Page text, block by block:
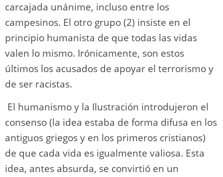
carcajada unánime, incluso entre los
campesinos. El otro grupo (2) insiste en el
principio humanista de que todas las vidas
valen lo mismo. Irónicamente, son estos
últimos los acusados de apoyar el terrorismo y
de ser racistas.
El humanismo y la Ilustración introdujeron el
consenso (la idea estaba de forma difusa en los
antiguos griegos y en los primeros cristianos)
de que cada vida es igualmente valiosa. Esta
idea, antes absurda, se convirtió en un